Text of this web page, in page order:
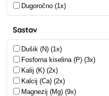
Dugoročno (1x)
Sastav
Dušik (N) (1x)
Fosforna kiselina (P) (3x)
Kalij (K) (2x)
Kalcij (Ca) (2x)
Magnezij (Mg) (9x)